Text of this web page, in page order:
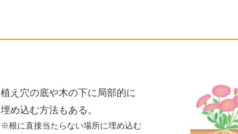
植え穴の底や木の下に局部的に
埋め込む方法もある。
※根に直接当たらない場所に埋め込む